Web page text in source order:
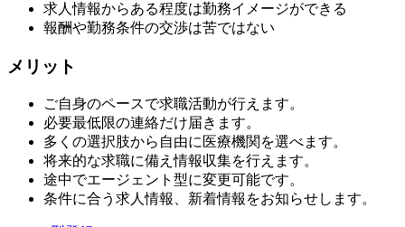
求人情報からある程度は勤務イメージができる
報酬や勤務条件の交渉は苦ではない
メリット
ご自身のペースで求職活動が行えます。
必要最低限の連絡だけ届きます。
多くの選択肢から自由に医療機関を選べます。
将来的な求職に備え情報収集を行えます。
途中でエージェント型に変更可能です。
条件に合う求人情報、新着情報をお知らせします。